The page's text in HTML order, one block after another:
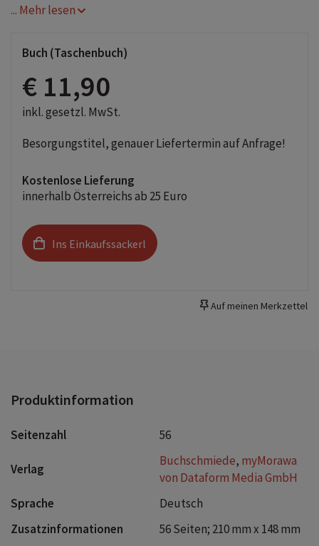
Beschreibung
Wortsammlung state of the year 2020. Sosprechen jetzt die
Wörter, die glasklar auchin der Mundart hochdeutsch
erklingen. Versuchtwurde das Gleisdorferische
lautschriftgerecht mitdem Alphabet wiederzugeben. Urlaute
stoßen daan ihre Grenzen. Also bitte ich um
bitte einfachan reinharde.karner@gmx.at senden.
... Mehr lesen
Buch (Taschenbuch)
€ 11,90
inkl. gesetzl. MwSt.
Besorgungstitel, genauer Liefertermin auf Anfrage!
Kostenlose Lieferung
innerhalb Österreichs ab 25 Euro
Ins Einkaufssackerl
Auf meinen Merkzettel
Produktinformation
Seitenzahl 56
Verlag
Buchschmiede, myMorawa
von Dataform Media GmbH
Sprache
Deutsch
Zusatzinformationen
56 Seiten; 210 mm x 148 mm